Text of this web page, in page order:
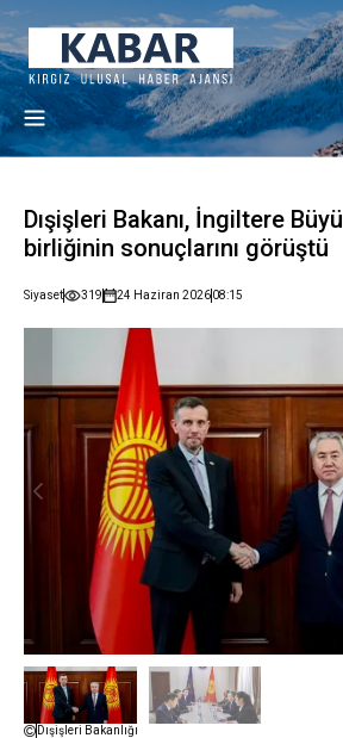
Dışişleri Bakanı, İngiltere
birliğinin sonuçlarını görüştü
Siyaset 319 24 Haziran 202608:15
Dışişleri Bakanlığı